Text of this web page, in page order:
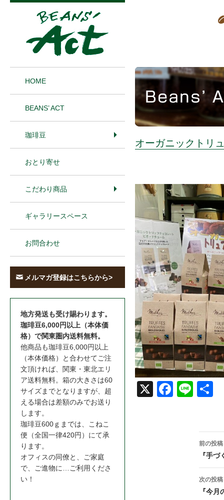
オーガニックトリ
Face
Line
投
稿
ナ
ビ
前の投稿
『手
次の投稿
『今
HOME
BEANS’ ACT
珈琲豆
おとり寄せ
こだわり商品
ギャラリースペース
お問合わせ
メルマガ登録はこちらから>
地方発送も受け賜わります。
珈琲豆6,000円以上（本体価
格）で関東圏内送料無料。
他商品も珈琲豆6,000円以上
（本体価格）と合わせてご注
文頂ければ、関東・東北エリ
ア送料無料。箱の大きさは60
サイズまでとなりますが、超
える場合は差額のみでお送り
します。
珈琲豆600ｇまでは、こねこ
便（全国一律420円）にて承
ります。
オフィスの同僚と、ご家庭
で、ご進物に…ご利用くださ
い！